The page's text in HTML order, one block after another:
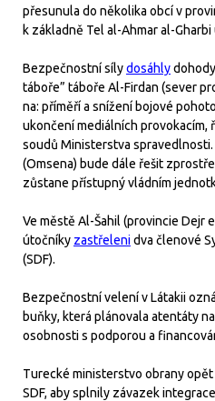
přesunula do několika obcí v
k základně Tel al-Ahmar al-
Bezpečnostní sílydosáhly
táboře” táboře Al-Firdan (sever
na: příměří a snížení bojové
ukončení mediálních provokacím,
soudů Ministerstva spravedlnosti.
(Omsena) bude dále řešit
zůstane přístupný vládním
Ve městě Al-Šahil (provincie Dejr
útočníky zastřelenidva členové
(SDF).
Bezpečnostní velení v Látakii
buňky, která plánovala atentáty
osobnosti s podporou a
Turecké ministerstvo obrany opět
SDF, aby splnily závazek